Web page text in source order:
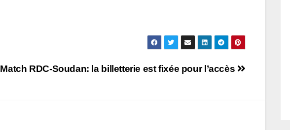
Match RDC-Soudan: la billetterie est fixée pour l’accès